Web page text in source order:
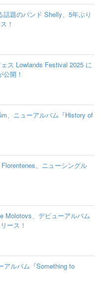
題のバンド Shelly、5年ぶり
！
ス Lowlands Festival 2025 に
開！
、ニューアルバム『History of
、ニューシングル
Molotovs、デビューアルバム
ース！
アルバム『Something to